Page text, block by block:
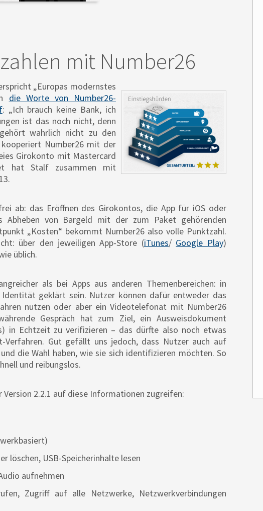
mit Number26
„Europas modernstes
die Worte von Number26-
: „Ich brauch keine Bank, ich
ist das noch nicht, denn
wahrlich nicht zu den
Number26 mit der
Girokonto mit Mastercard
hat Stalf zusammen mit
ab: das Eröffnen des Girokontos, die App für iOS oder
Abheben von Bargeld mit der zum Paket gehörenden
„Kosten“ bekommt Number26 also volle Punktzahl.
über den jeweiligen App-Store (iTunes/ Google Play)
üblich.
als bei Apps aus anderen Themenbereichen: in
Identität geklärt sein. Nutzer können dafür entweder das
nutzen oder aber ein Videotelefonat mit Number26
Gespräch hat zum Ziel, ein Ausweisdokument
in Echtzeit zu verifizieren – das dürfte also noch etwas
Verfahren. Gut gefällt uns jedoch, dass Nutzer auch auf
die Wahl haben, wie sie sich identifizieren möchten. So
und reibungslos.
Version 2.2.1 auf diese Informationen zugreifen:
löschen, USB-Speicherinhalte lesen
aufnehmen
Zugriff auf alle Netzwerke, Netzwerkverbindungen